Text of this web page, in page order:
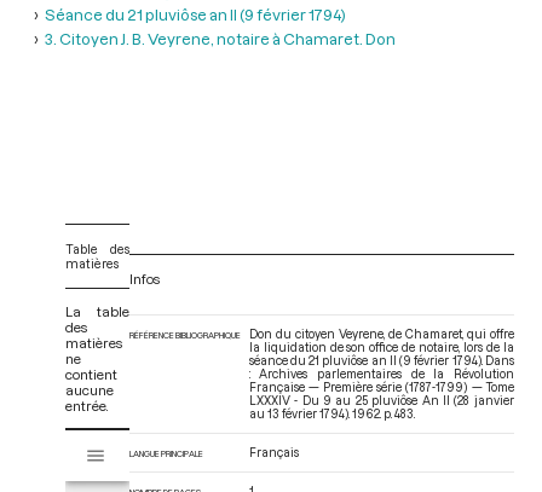
Séance du 21 pluviôse an II (9 février 1794)
3. Citoyen J. B. Veyrene, notaire à Chamaret. Don
Table des
matières
La table
des
matières
ne
contient
aucune
entrée.
s
Tome LXXXIV - Du 9 au 25 pluviôse An II (28 janvier au 13 février 1794)
Infos
RÉFÉRENCE BIBLIOGRAPHIQUE
Don du citoyen Veyrene, de Chamaret, qui offre
la liquidation de son office de notaire, lors de la
séance du 21 pluviôse an II (9 février 1794). Dans
: Archives parlementaires de la Révolution
Française — Première série (1787-1799) — Tome
LXXXIV - Du 9 au 25 pluviôse An II (28 janvier
au 13 février 1794). 1962. p. 483.
LANGUE PRINCIPALE Français